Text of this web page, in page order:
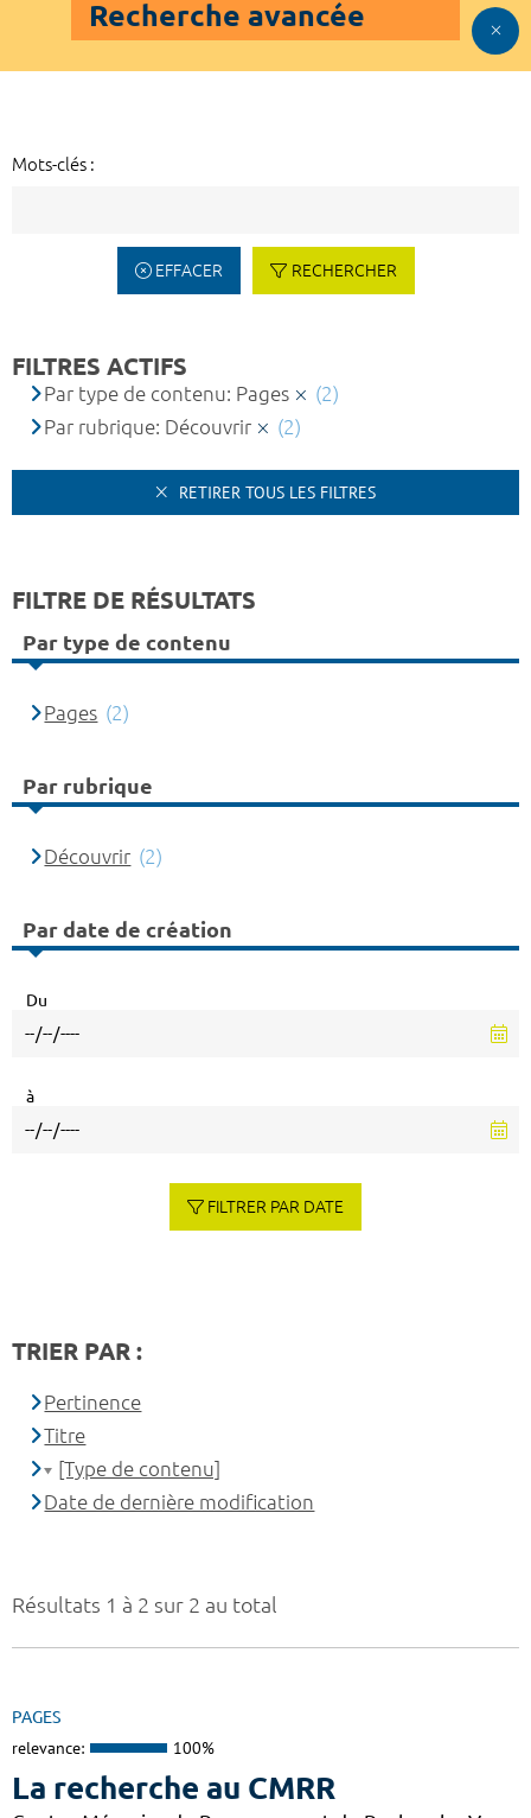
Recherche avancée
Mots-clés :
EFFACER RECHERCHER
Résultats 1 à 2 sur 2 au total
PAGES
relevance: 100%
La recherche au CMRR
FILTRES ACTIFS
Par type de contenu: Pages
(2)
Par rubrique: Découvrir
(2)
RETIRER TOUS LES FILTRES
FILTRE DE RÉSULTATS
Par type de contenu
Pages (2)
Par rubrique
Découvrir (2)
Par date de création
Du
à
FILTRER PAR DATE
TRIER PAR :
Pertinence
Titre
[Type de contenu]
Date de dernière modification